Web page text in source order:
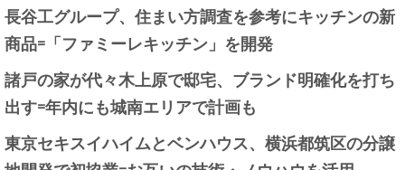
長谷工グループ、住まい方調査を参考にキッチンの新
商品=「ファミーレキッチン」を開発
諸戸の家が代々木上原で邸宅、ブランド明確化を打ち
出す=年内にも城南エリアで計画も
東京セキスイハイムとベンハウス、横浜都筑区の分譲